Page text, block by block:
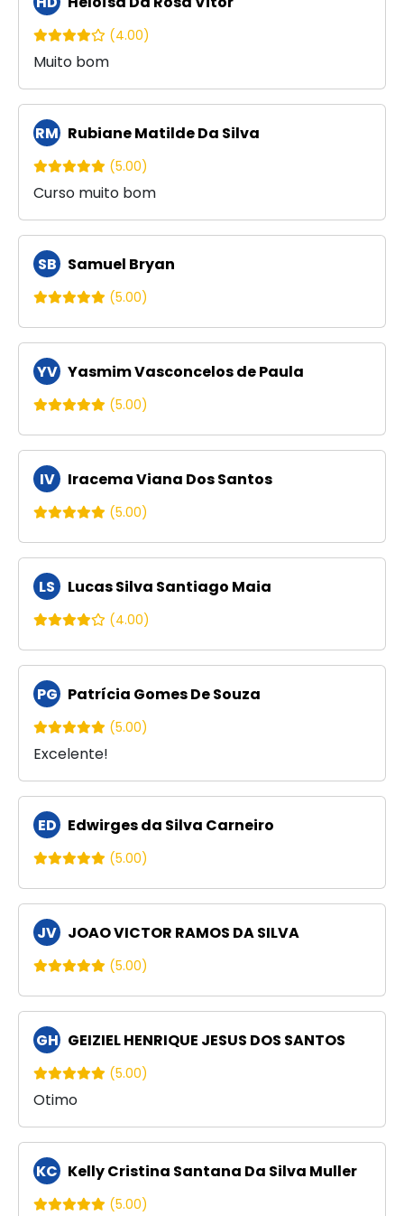
(4.00)
Muito bom
RM Rubiane Matilde Da Silva
(5.00)
Curso muito bom
SB Samuel Bryan
(5.00)
YV Yasmim Vasconcelos de Paula
(5.00)
IV Iracema Viana Dos Santos
(5.00)
LS Lucas Silva Santiago Maia
(4.00)
PG Patrícia Gomes De Souza
(5.00)
Excelente!
ED Edwirges da Silva Carneiro
(5.00)
JV JOAO VICTOR RAMOS DA SILVA
(5.00)
GH GEIZIEL HENRIQUE JESUS DOS SANTOS
(5.00)
Otimo
KC Kelly Cristina Santana Da Silva Muller
(5.00)